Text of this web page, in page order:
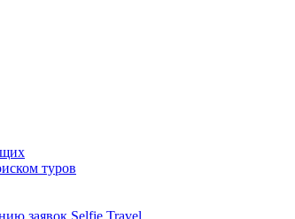
туров
заявок Selfie Travel